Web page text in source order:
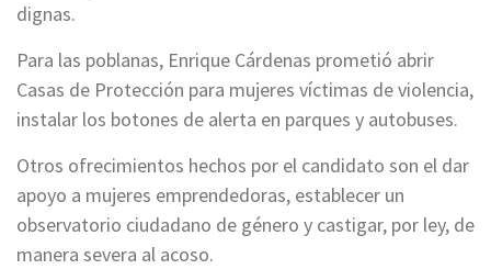
dignas.
Para las poblanas, Enrique Cárdenas prometió abrir
Casas de Protección para mujeres víctimas de violencia,
instalar los botones de alerta en parques y autobuses.
Otros ofrecimientos hechos por el candidato son el dar
apoyo a mujeres emprendedoras, establecer un
observatorio ciudadano de género y castigar, por ley, de
manera severa al acoso.